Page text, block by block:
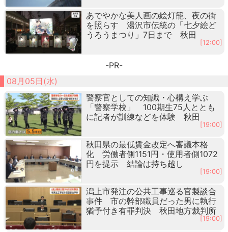
あでやかな美人画の絵灯籠、夜の街
を照らす 湯沢市伝統の「七夕絵ど
うろうまつり」7日まで 秋田
[12:00]
-PR-
08月05日(水)
警察官としての知識・心構え学ぶ
「警察学校」 100期生75人ととも
に記者が訓練などを体験 秋田
[19:00]
秋田県の最低賃金改定へ審議本格
化 労働者側1151円・使用者側1072
円を提示 結論は持ち越し
[19:00]
潟上市発注の公共工事巡る官製談合
事件 市の幹部職員だった男に執行
猶予付き有罪判決 秋田地方裁判所
[19:00]